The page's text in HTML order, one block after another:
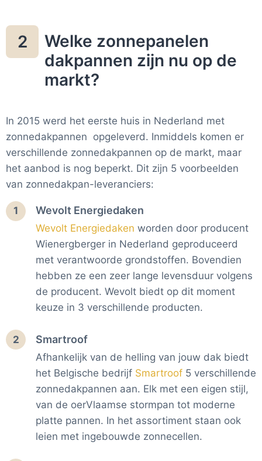
2
Welke zonnepanelen
dakpannen zijn nu op de
markt?
In 2015 werd het eerste huis in Nederland met
zonnedakpannen opgeleverd. Inmiddels komen er
verschillende zonnedakpannen op de markt, maar
het aanbod is nog beperkt. Dit zijn 5 voorbeelden
van zonnedakpan-leveranciers:
1 Wevolt Energiedaken
Wevolt Energiedaken worden door producent
Wienergberger in Nederland geproduceerd
met verantwoorde grondstoffen. Bovendien
hebben ze een zeer lange levensduur volgens
de producent. Wevolt biedt op dit moment
keuze in 3 verschillende producten.
2 Smartroof
Afhankelijk van de helling van jouw dak biedt
het Belgische bedrijf Smartroof 5 verschillende
zonnedakpannen aan. Elk met een eigen stijl,
van de oerVlaamse stormpan tot moderne
platte pannen. In het assortiment staan ook
leien met ingebouwde zonnecellen.